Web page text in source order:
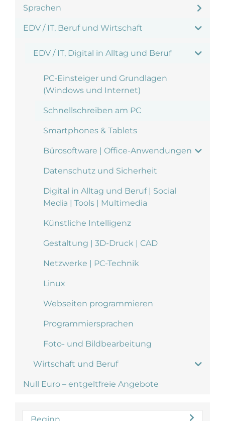
Sprachen
EDV / IT, Beruf und Wirtschaft
EDV / IT, Digital in Alltag und Beruf
PC-Einsteiger und Grundlagen
(Windows und Internet)
Schnellschreiben am PC
Smartphones & Tablets
Bürosoftware | Office-Anwendungen
Datenschutz und Sicherheit
Digital in Alltag und Beruf | Social
Media | Tools | Multimedia
Künstliche Intelligenz
Gestaltung | 3D-Druck | CAD
Netzwerke | PC-Technik
Linux
Webseiten programmieren
Programmiersprachen
Foto- und Bildbearbeitung
Wirtschaft und Beruf
Null Euro – entgeltfreie Angebote